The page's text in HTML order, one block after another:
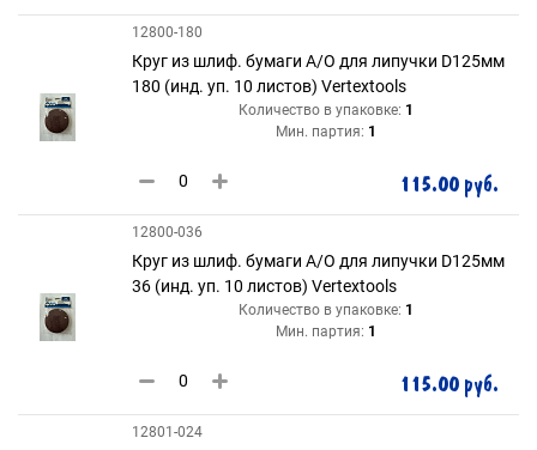
12800-180
Круг из шлиф. бумаги А/О для липучки D125мм
180 (инд. уп. 10 листов) Vertextools
Количество в упаковке: 1
Мин. партия: 1
115.00 руб.
12800-036
Круг из шлиф. бумаги А/О для липучки D125мм
36 (инд. уп. 10 листов) Vertextools
Количество в упаковке: 1
Мин. партия: 1
115.00 руб.
12801-024